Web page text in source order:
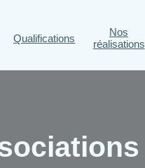
Qualifications
Nos
réalisations